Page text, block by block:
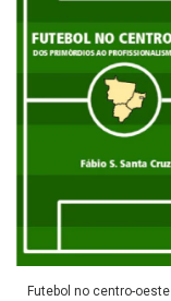
Futebol no centro-oeste